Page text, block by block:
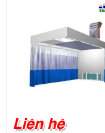
Liên hệ